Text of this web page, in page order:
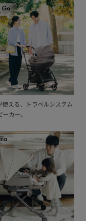
使える、トラベルシステム
カー。